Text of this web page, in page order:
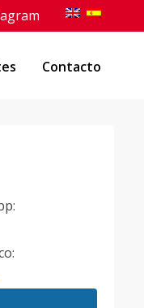
Contacto
:
: